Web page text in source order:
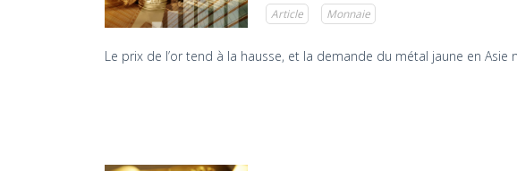
Article Monnaie
Le prix de l’or tend à la hausse, et la demande du métal jaune en Asie